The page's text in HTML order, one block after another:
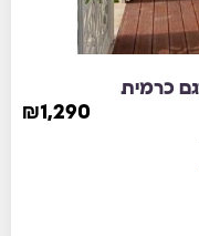
₪1,290